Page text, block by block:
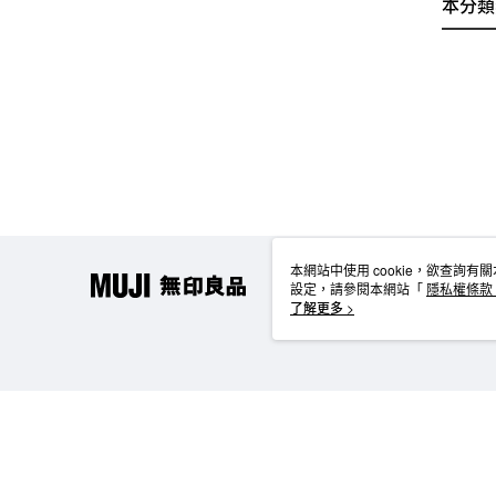
本網站中使用 cookie，欲查詢有
設定，請參閱本網站「 隱私權條款
使用 cookie。
了解更多 >